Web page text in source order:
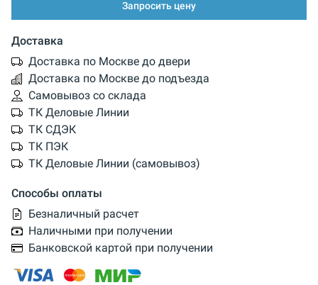
Запросить цену
Доставка
Доставка по Москве до двери
Доставка по Москве до подъезда
Самовывоз со склада
ТК Деловые Линии
ТК СДЭК
ТК ПЭК
ТК Деловые Линии (самовывоз)
Способы оплаты
Безналичный расчет
Наличными при получении
Банковской картой при получении